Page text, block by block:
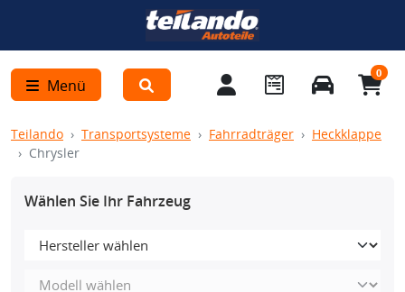
Menü
0
Teilando Transportsysteme Fahrradträger
Heckklappe
Chrysler
Wählen Sie Ihr Fahrzeug